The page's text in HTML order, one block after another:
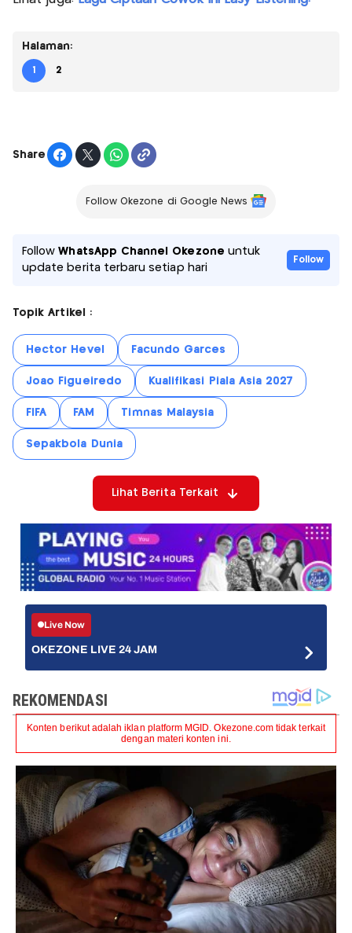
Halaman:
1 2
Share
Follow Okezone di Google News
FollowWhatsApp Channel Okezone untuk
update berita terbaru setiap hari
Follow
Topik Artikel :
Hector Hevel Facundo Garces
Joao Figueiredo Kualifikasi Piala Asia 2027
FIFA FAM Timnas Malaysia
Sepakbola Dunia
Lihat Berita Terkait
Live Now
OKEZONE LIVE 24 JAM